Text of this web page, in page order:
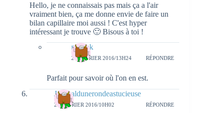
Hello, je ne connaissais pas mais ça a l'air
vraiment bien, ça me donne envie de faire un
bilan capillaire moi aussi ! C'est hyper
intéressant je trouve 🙂 Bisous à toi !
natieak
25 FÉVRIER 2016/13H24 RÉPONDRE
Parfait pour savoir où l'on en est.
Journaldunerondeastucieuse
25 FÉVRIER 2016/10H02 RÉPONDRE